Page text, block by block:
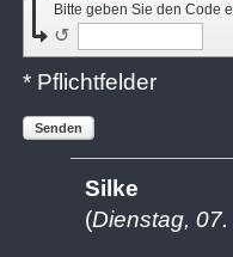
Bitte geben Sie den Code
↺
* Pflichtfelder
Senden
Silke
(Dienstag,